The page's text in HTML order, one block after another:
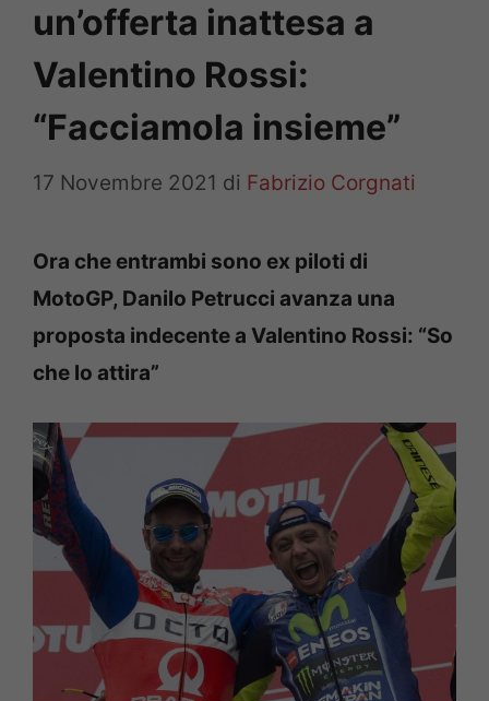
un’offerta inattesa a
Valentino Rossi:
“Facciamola insieme”
17 Novembre 2021 di Fabrizio Corgnati
Ora che entrambi sono ex piloti di
MotoGP, Danilo Petrucci avanza una
proposta indecente a Valentino Rossi: “So
che lo attira”